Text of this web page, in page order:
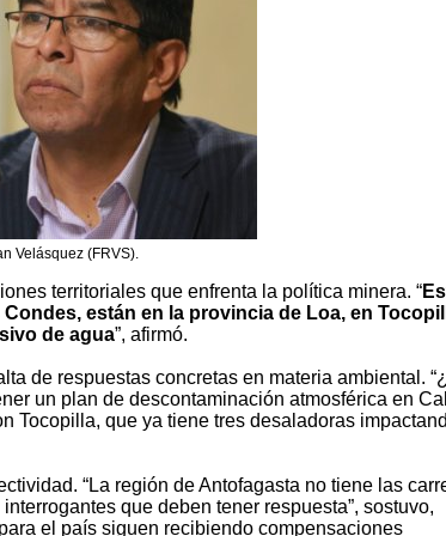
Velásquez (FRVS).
territoriales que enfrenta la política minera. “
están en la provincia de Loa, en
de agua”, afirmó.
de respuestas concretas en materia ambiental.
un plan de descontaminación atmosférica en
Tocopilla, que ya tiene tres desaladoras
“La región de Antofagasta no tiene las
que deben tener respuesta”, sostuvo,
el país siguen recibiendo compensaciones